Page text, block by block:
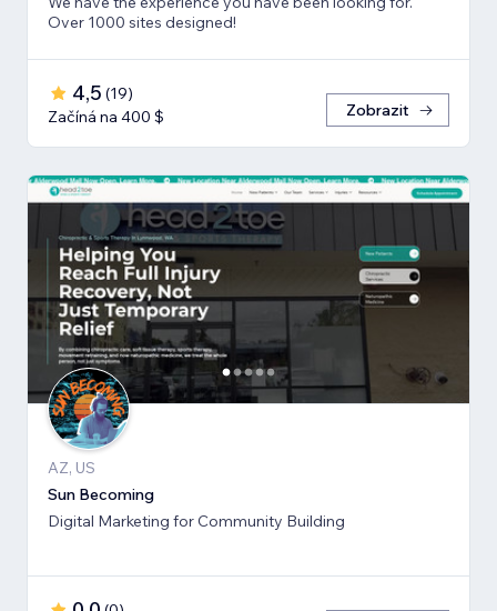
Over 1000 sites designed!
4,5 (19)
Začíná na 400 $
Zobrazit
AZ, US
Sun Becoming
Digital Marketing for Community Building